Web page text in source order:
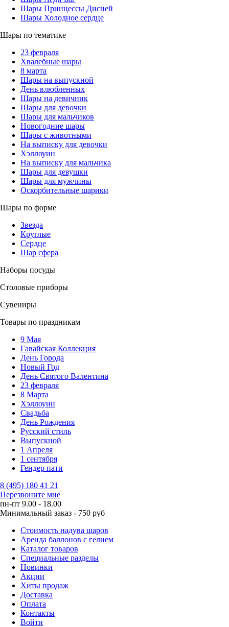
Шары Принцессы Дисней
Шары Холодное сердце
Шары по тематике
23 февраля
Хвалебные шары
8 марта
Шары на выпускной
День влюбленных
Шары на девичник
Шары для девочки
Шары для мальчиков
Новогодние шары
Шары с животными
На выписку для девочки
Хэллоуин
На выписку для мальчика
Шары для девушки
Шары для мужчины
Оскорбительные шарики
Шары по форме
Звезда
Круглые
Сердце
Шар сфера
Наборы посуды
Столовые приборы
Сувениры
Товары по праздникам
9 Мая
Гавайская Коллекция
День Города
Новый Год
День Святого Валентина
23 февраля
8 Марта
Хэллоуин
Свадьба
День Рождения
Русский стиль
Выпускной
1 Апреля
1 сентября
Гендер пати
8 (495) 180 41 21
Перезвоните мне
пн-пт 9.00 - 18.00
Минимальный заказ - 750 руб
Стоимость надува шаров
Аренда баллонов с гелием
Каталог товаров
Специальные разделы
Новинки
Акции
Хиты продаж
Доставка
Оплата
Контакты
Войти